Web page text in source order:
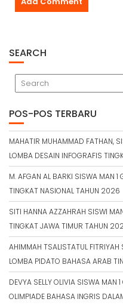
SEARCH
POS-POS TERBARU
MAHATIR MUHAMMAD FATHAN,
LOMBA DESAIN INFOGRAFIS
M. AFGAN AL BARKI SISWA MAN 1
TINGKAT NASIONAL TAHUN 2026
SITI HANNA AZZAHRAH SISWI
TINGKAT JAWA TIMUR TAHUN
AHIMMAH TSALISTATUL
LOMBA PIDATO BAHASA ARAB
DEVYA SELLY OLIVIA SISWA MAN
OLIMPIADE BAHASA INGRIS